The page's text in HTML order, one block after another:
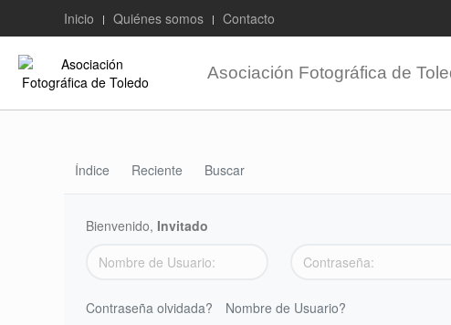
Inicio Quiénes somos Contacto
Asociación Fotográfica de
Índice Reciente Buscar
Bienvenido, Invitado
Contraseña olvidada? Nombre de Usuario?